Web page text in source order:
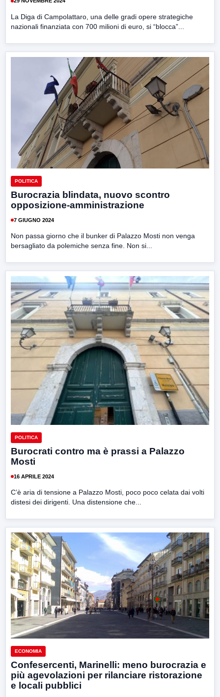
La Diga di Campolattaro, una delle gradi opere strategiche
nazionali finanziata con 700 milioni di euro, si “blocca”...
POLITICA
Burocrazia blindata, nuovo scontro
opposizione-amministrazione
7 GIUGNO 2024
Non passa giorno che il bunker di Palazzo Mosti non venga
bersagliato da polemiche senza fine. Non si...
POLITICA
Burocrati contro ma è prassi a Palazzo
Mosti
16 APRILE 2024
C’è aria di tensione a Palazzo Mosti, poco poco celata dai volti
distesi dei dirigenti. Una distensione che...
ECONOMIA
Confesercenti, Marinelli: meno burocrazia e
più agevolazioni per rilanciare ristorazione
e locali pubblici